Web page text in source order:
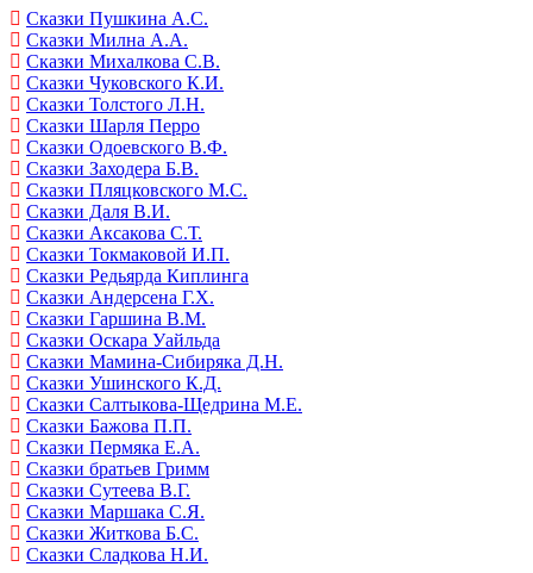
Сказки Пушкина А.С.
Сказки Милна А.А.
Сказки Михалкова С.В.
Сказки Чуковского К.И.
Сказки Толстого Л.Н.
Сказки Шарля Перро
Сказки Одоевского В.Ф.
Сказки Заходера Б.В.
Сказки Пляцковского М.С.
Сказки Даля В.И.
Сказки Аксакова С.Т.
Сказки Токмаковой И.П.
Сказки Редьярда Киплинга
Сказки Андерсена Г.Х.
Сказки Гаршина В.М.
Сказки Оскара Уайльда
Сказки Мамина-Сибиряка Д.Н.
Сказки Ушинского К.Д.
Сказки Салтыкова-Щедрина М.Е.
Сказки Бажова П.П.
Сказки Пермяка Е.А.
Сказки братьев Гримм
Сказки Сутеева В.Г.
Сказки Маршака С.Я.
Сказки Житкова Б.С.
Сказки Сладкова Н.И.